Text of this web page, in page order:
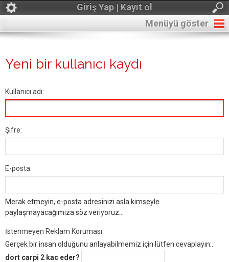
Giriş Yap | Kayıt ol
Menüyü göster
Yeni bir kullanıcı kaydı
Kullanıcı adı:
Şifre:
E-posta:
Merak etmeyin, e-posta adresinizi asla kimseyle
paylaşmayacağımıza söz veriyoruz...
İstenmeyen Reklam Koruması:
Gerçek bir insan olduğunu anlayabilmemiz için lütfen cevaplayın:.
dort carpi 2 kac eder?